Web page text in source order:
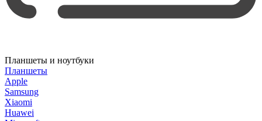
Планшеты и ноутбуки
Планшеты
Apple
Samsung
Xiaomi
Huawei